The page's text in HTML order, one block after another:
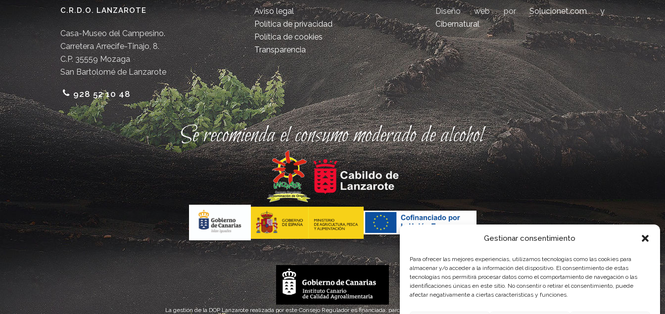
Gestionar consentimiento
Para ofrecer las mejores experiencias, utilizamos tecnologías como las cookies para
almacenar y/o acceder a la información del dispositivo. El consentimiento de estas
tecnologías nos permitirá procesar datos como el comportamiento de navegación o las
identificaciones únicas en este sitio. No consentir o retirar el consentimiento, puede
afectar negativamente a ciertas características y funciones.
C.R.D.O. LANZAROTE
Casa-Museo del Campesino.
Carretera Arrecife-Tinajo, 8.
C.P. 35559 Mozaga
San Bartolomé de Lanzarote
928 52 10 48
Aviso legal
Política de privacidad
Política de cookies
Transparencia
Diseño web porSolucionet.comy
Cibernatural
Se recomienda el consumo moderado de alcohol
La gestión de la DOP Lanzarote realizada por este Consejo Regulador es financiada, parcialmente, por el Gobierno de Canarias